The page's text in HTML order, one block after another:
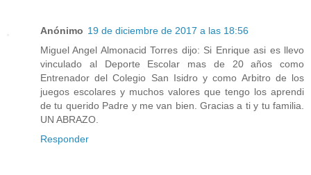
Anónimo 19 de diciembre de 2017 a las 18:56
Miguel Angel Almonacid Torres dijo: Si Enrique asi es llevo
vinculado al Deporte Escolar mas de 20 años como
Entrenador del Colegio San Isidro y como Arbitro de los
juegos escolares y muchos valores que tengo los aprendi
de tu querido Padre y me van bien. Gracias a ti y tu familia.
UN ABRAZO.
Responder